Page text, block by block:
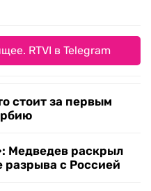
RTVI в Telegram
стоит за первым
Медведев раскрыл
разрыва с Россией